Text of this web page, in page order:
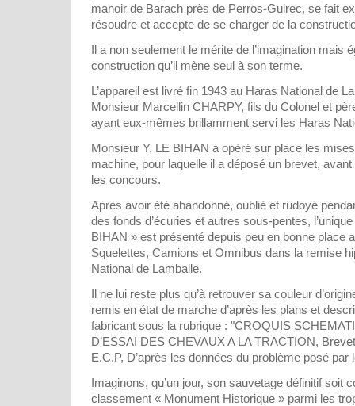
manoir de Barach près de Perros-Guirec, se fait
résoudre et accepte de se charger de la
Il a non seulement le mérite de l’imagination mais
construction qu’il mène seul à son terme.
L’appareil est livré fin 1943 au Haras National de
Monsieur Marcellin CHARPY, fils du Colonel et
ayant eux-mêmes brillamment servi les Haras
Monsieur Y. LE BIHAN a opéré sur place les
machine, pour laquelle il a déposé un brevet,
les concours.
Après avoir été abandonné, oublié et rudoyé
des fonds d’écuries et autres sous-pentes,
BIHAN » est présenté depuis peu en bonne place
Squelettes, Camions et Omnibus dans la remise
National de Lamballe.
Il ne lui reste plus qu’à retrouver sa couleur
remis en état de marche d’après les plans et
fabricant sous la rubrique : "CROQUIS
D’ESSAI DES CHEVAUX A LA TRACTION,
E.C.P, D’après les données du problème posé
Imaginons, qu’un jour, son sauvetage définitif soit
classement « Monument Historique » parmi les